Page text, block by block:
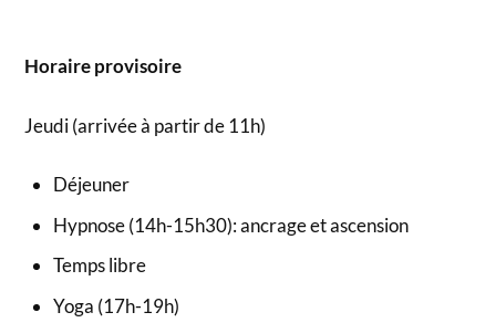
Horaire provisoire
Jeudi (arrivée à partir de 11h)
Déjeuner
Hypnose (14h-15h30): ancrage et ascension
Temps libre
Yoga (17h-19h)